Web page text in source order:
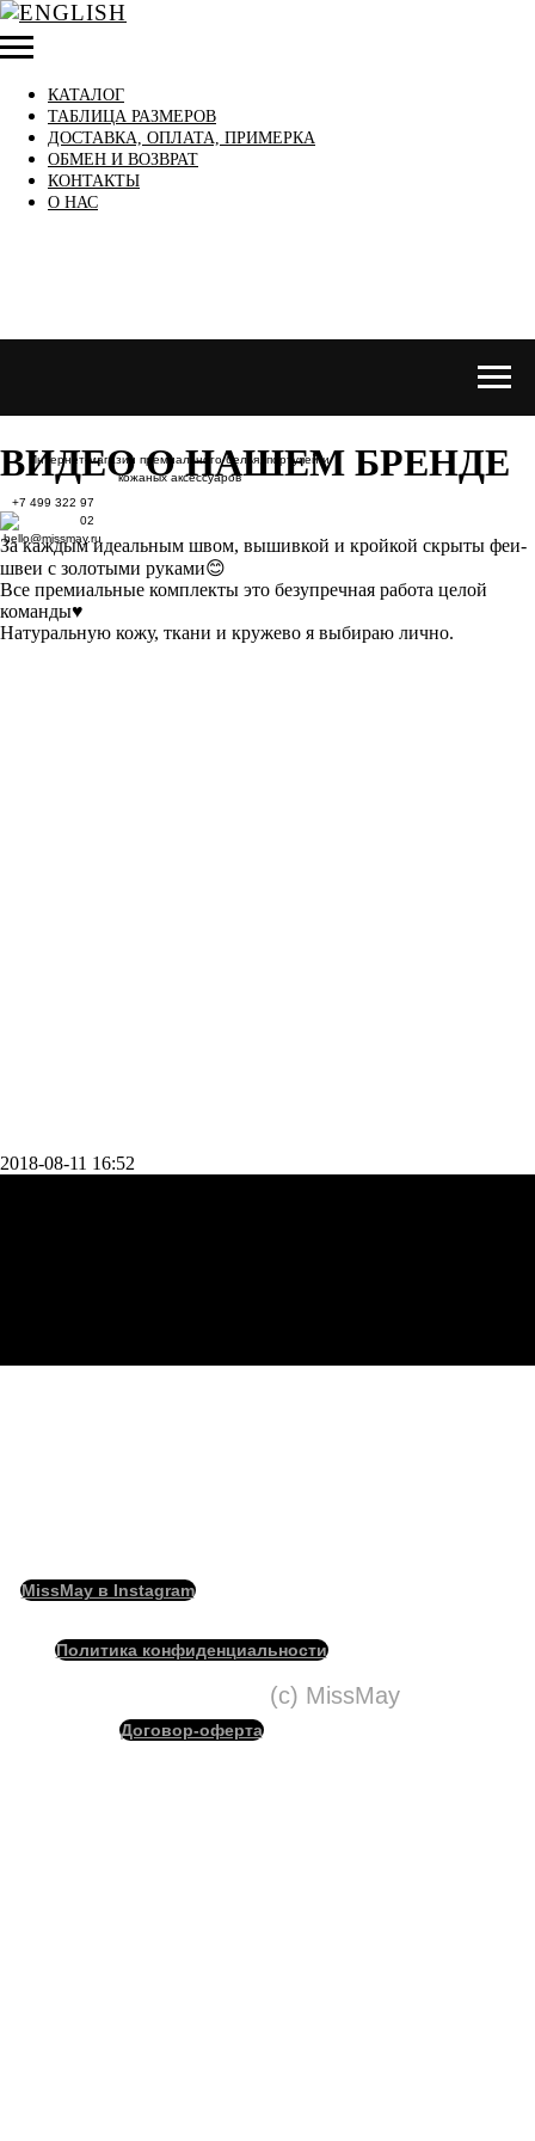
КАТАЛОГ
ТАБЛИЦА РАЗМЕРОВ
ДОСТАВКА, ОПЛАТА, ПРИМЕРКА
ОБМЕН И ВОЗВРАТ
КОНТАКТЫ
О НАС
Интернет-магазин премиального белья, портупей и
кожаных аксессуаров
+7 499 322 97
02
hello@missmay.ru
ВИДЕО О НАШЕМ БРЕНДЕ
За каждым идеальным швом, вышивкой и кройкой скрыты феи-
швеи с золотыми руками😊
Все премиальные комплекты это безупречная работа целой
команды♥️
Натуральную кожу, ткани и кружево я выбираю лично.
2018-08-11 16:52
MissMay в Instagram
Политика конфиденциальности
(с) MissMay
Договор-оферта